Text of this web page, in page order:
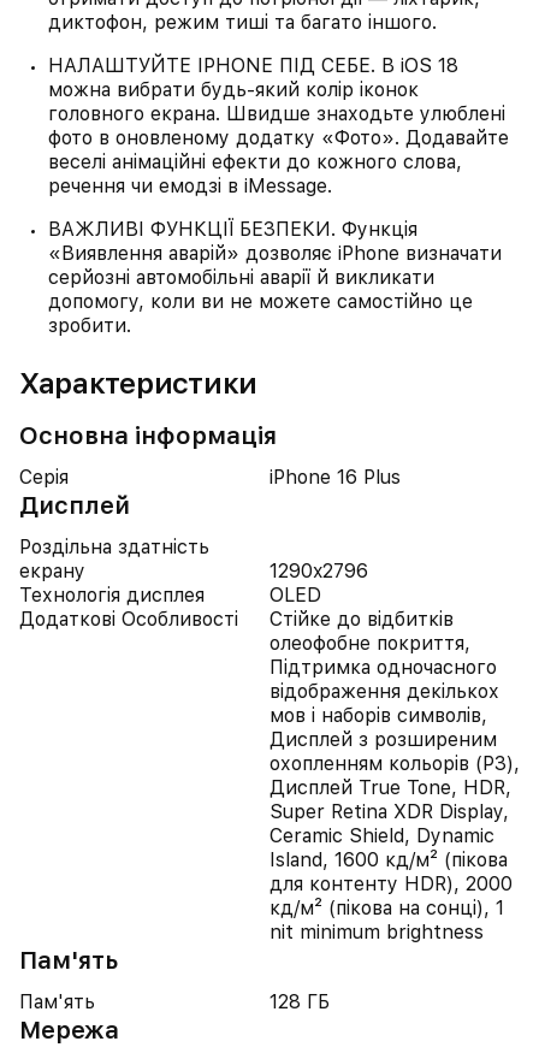
диктофон, режим тиші та багато іншого.
НАЛАШТУЙТЕ IPHONE ПІД СЕБЕ. В iOS 18
можна вибрати будь-який колір іконок
головного екрана. Швидше знаходьте улюблені
фото в оновленому додатку «Фото». Додавайте
веселі анімаційні ефекти до кожного слова,
речення чи емодзі в iMessage.
ВАЖЛИВІ ФУНКЦІЇ БЕЗПЕКИ. Функція
«Виявлення аварій» дозволяє iPhone визначати
серйозні автомобільні аварії й викликати
допомогу, коли ви не можете самостійно це
зробити.
Характеристики
Основна інформація
Серія iPhone 16 Plus
Дисплей
Роздільна здатність
екрану
1290x2796
Технологія дисплея
OLED
Додаткові Особливості
Стійке до відбитків
олеофобне покриття,
Підтримка одночасного
відображення декількох
мов і наборів символів,
Дисплей з розширеним
охопленням кольорів (P3),
Дисплей True Tone, HDR,
Super Retina XDR Display,
Ceramic Shield, Dynamic
Island, 1600 кд/м² (пікова
для контенту HDR), 2000
кд/м² (пікова на сонці), 1
nit minimum brightness
Пам'ять
Пам'ять 128 ГБ
Мережа